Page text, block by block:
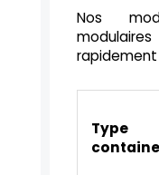
Nos
rapidement
Type